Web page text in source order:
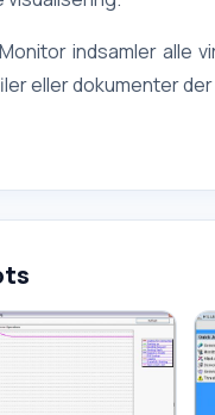
Monitor indsamler
eller dokumenter